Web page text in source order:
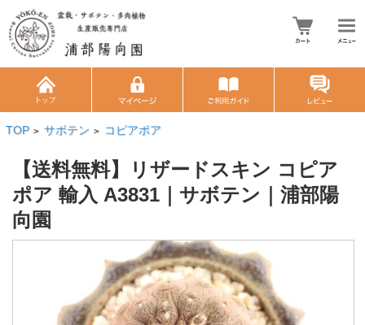
TOP > サボテン > コピアポア
【送料無料】リザードスキン コピア
ポア 輸入 A3831｜サボテン｜浦部陽
向園